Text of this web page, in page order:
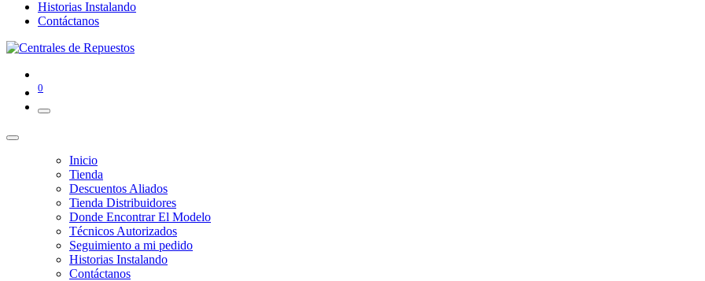
Historias Instalando
Contáctanos
0
Inicio
Tienda
Descuentos Aliados
Tienda Distribuidores
Donde Encontrar El Modelo
Técnicos Autorizados
Seguimiento a mi pedido
Historias Instalando
Contáctanos